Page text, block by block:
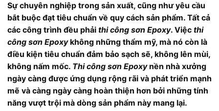
Sự chuyên nghiệp trong sản xuất, cũng như yêu cầu
bắt buộc đạt tiêu chuẩn về quy cách sản phẩm. Tất cả
các công trình đều phải thi công sơn Epoxy. Việc thi
công sơn Epoxykhông những thẩm mỹ, mà nó còn là
điều kiện tiêu chuẩn đảm bảo sạch sẽ, không lên mùi,
không nấm mốc. Thi công sơn Epoxynền nhà xưởng
ngày càng được ứng dụng rộng rãi và phát triển mạnh
mẽ và càng ngày càng hoàn thiện hơn bởi những tính
năng vượt trội mà dòng sản phẩm này mang lại.